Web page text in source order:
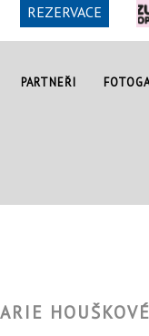
REZERVACE
PARTNEŘI
HOUŠKOVÉ